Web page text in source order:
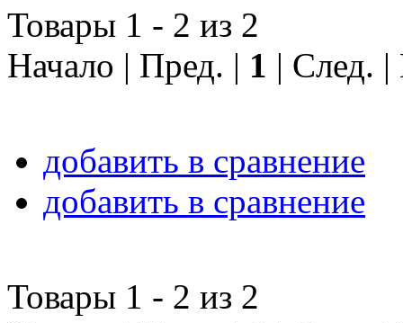
Товары 1 - 2 из 2
Начало | Пред. | 1 | След.
добавить в сравнение
добавить в сравнение
Товары 1 - 2 из 2